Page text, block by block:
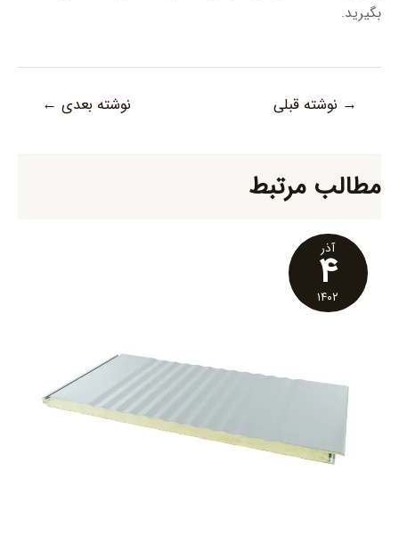
بگیرید.
راهبری→ نوشته قبلی نوشته بعدی ←
مطالب مرتبط
آذر
۴
۱۴۰۲